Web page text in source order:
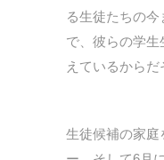
る生徒たちの
で、彼らの学
えているからだ
生徒候補の家庭